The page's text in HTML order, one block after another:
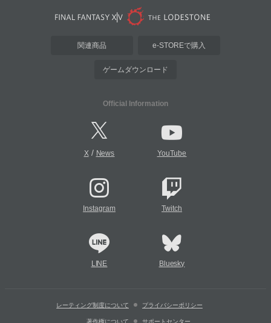
関連商品 e-STOREで購入
ゲームダウンロード
Official Information
X/ News YouTube
Instagram Twitch
LINE Bluesky
レーティング制度について プライバシーポリシー
著作権について サポートセンター